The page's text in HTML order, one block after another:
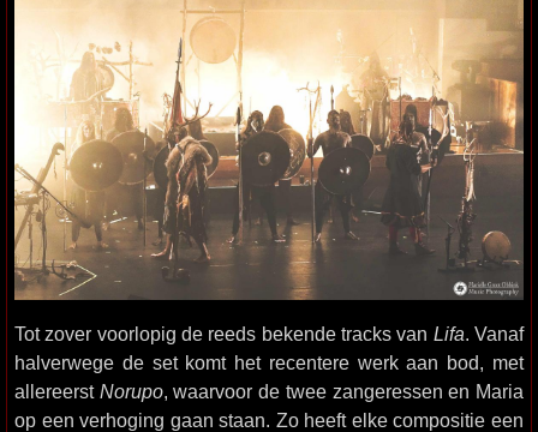
Tot zover voorlopig de reeds bekende tracks van Lifa . Vanaf
halverwege de set komt het recentere werk aan bod, met
allereerst Norupo, waarvoor de twee zangeressen en Maria
op een verhoging gaan staan. Zo heeft elke compositie een